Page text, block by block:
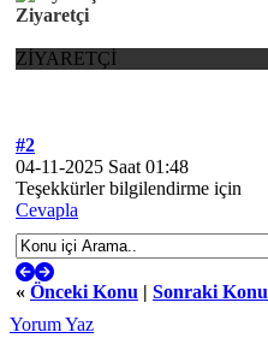
Ziyaretçi
ZİYARETÇİ
#2
04-11-2025 Saat 01:48
Teşekkürler bilgilendirme için
Cevapla
« Önceki Konu | Sonraki Konu
Yorum Yaz